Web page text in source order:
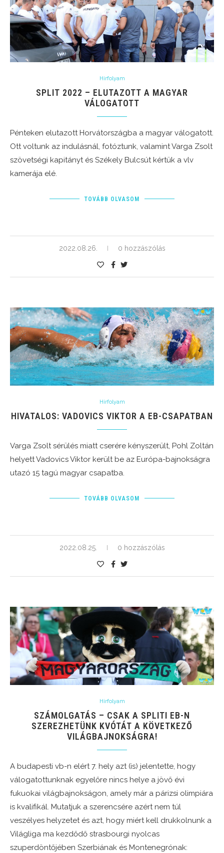
Hírfolyam
SPLIT 2022 – ELUTAZOTT A MAGYAR
VÁLOGATOTT
Pénteken elutazott Horvátországba a magyar válogatott.
Ott voltunk az indulásnál, fotóztunk, valamint Varga Zsolt
szövetségi kapitányt és Székely Bulcsút kértük a vlv
kamerája elé.
TOVÁBB OLVASOM
2022.08.26. 0 hozzászólás
Hírfolyam
HIVATALOS: VADOVICS VIKTOR A EB-CSAPATBAN
Varga Zsolt sérülés miatt cserére kényszerült, Pohl Zoltán
helyett Vadovics Viktor került be az Európa-bajnokságra
utazó 15 tagú magyar csapatba.
TOVÁBB OLVASOM
2022.08.25. 0 hozzászólás
Hírfolyam
SZÁMOLGATÁS – CSAK A SPLITI EB-N
SZEREZHETÜNK KVÓTÁT A KÖVETKEZŐ
VILÁGBAJNOKSÁGRA!
A budapesti vb-n elért 7. hely azt (is) jelentette, hogy
válogatottunknak egyelőre nincs helye a jövő évi
fukuokai világbajnokságon, amely már a párizsi olimpiára
is kvalifikál. Mutatjuk a szerencsére azért nem túl
veszélyes helyzetet és azt, hogy miért kell drukkolnunk a
Világliga ma kezdődő strasbourgi nyolcas
szuperdöntőjében Szerbiának és Montenegrónak: